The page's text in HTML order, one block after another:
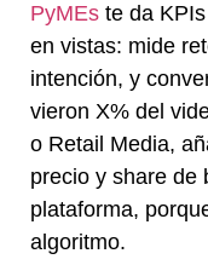
PyMEs te da
en vistas: mide
intención, y
vieron X% del
o Retail Media,
precio y share de
plataforma,
algoritmo.